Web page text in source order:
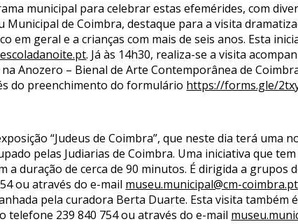
municipal para celebrar estas efemérides, com
de Coimbra, destaque para a visita
em geral e a crianças com mais de seis anos. Esta
. Já às 14h30, realiza-se a visita
Anozero – Bienal de Arte Contemporânea de
do preenchimento do formulário https://forms.gle/
“Judeus de Coimbra”, que neste dia terá uma
pelas Judiarias de Coimbra. Uma iniciativa que
a duração de cerca de 90 minutos. É dirigida a grupos
ou através do e-mail museu.municipal@cm-coimbra.pt
pela curadora Berta Duarte. Esta visita também
239 840 754 ou através do e-mail